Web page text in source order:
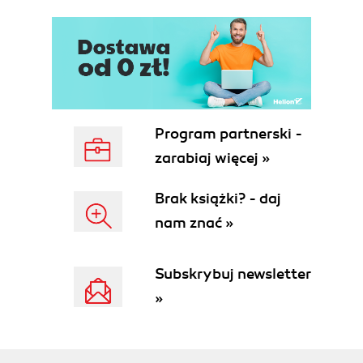
ROZDZIAŁ 5. SQL - strukturalny język zapytań
5.1. Wprowadzenie
5.2. Standardy języka SQL
5.3. Składnia języka SQL
5.4. Język defniowania danych (DDL)
5.5. Manipulowanie danymi (DML)
5.6. Łączenie tabel
5.7. Więzy integralności
5.9. Podzapytania
5.10. Transakcje
5.13. Indeksy
5.14. T -SQL
Program partnerski -
zarabiaj więcej »
Brak książki? - daj
nam znać »
Subskrybuj newsletter
»